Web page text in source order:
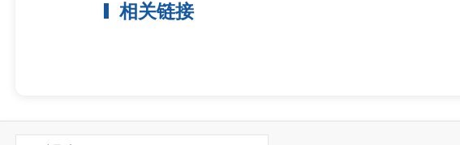
相关链接